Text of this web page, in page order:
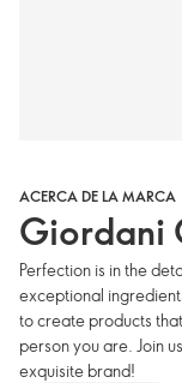
ACERCA DE LA MARCA
Giordani
Perfection is in the
exceptional
to create products
person you are. Join
exquisite brand!